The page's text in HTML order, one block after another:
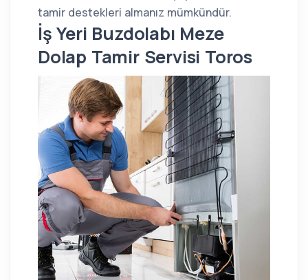
tamir destekleri almanız mümkündür.
İş Yeri Buzdolabı Meze
Dolap Tamir Servisi Toros